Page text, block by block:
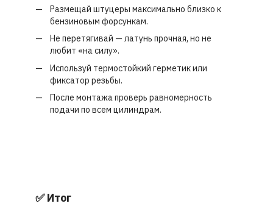
Размещай штуцеры максимально близко к
бензиновым форсункам.
Не перетягивай — латунь прочная, но не
любит «на силу».
Используй термостойкий герметик или
фиксатор резьбы.
После монтажа проверь равномерность
подачи по всем цилиндрам.
✅ Итог